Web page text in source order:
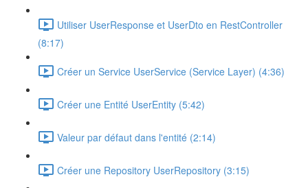
Utiliser UserResponse et UserDto en RestController
(8:17)
Créer un Service UserService (Service Layer) (4:36)
Créer une Entité UserEntity (5:42)
Valeur par défaut dans l'entité (2:14)
Créer une Repository UserRepository (3:15)